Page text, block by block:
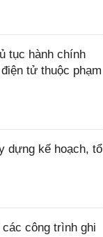
tục hành chính
tử thuộc phạm
dựng kế hoạch, tổ
công trình ghi